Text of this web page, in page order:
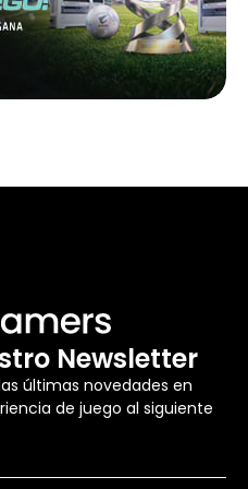
Newsletter
últimas novedades en
de juego al siguiente